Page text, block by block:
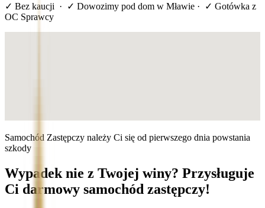
✓ Bez kaucji · ✓ Dowozimy pod dom w Mławie · ✓ Gotówka z
OC Sprawcy
Samochód Zastępczy należy Ci się od pierwszego dnia powstania
szkody
Wypadek nie z Twojej winy? Przysługuje
Ci darmowy samochód zastępczy!